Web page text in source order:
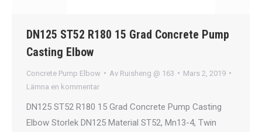
DN125 ST52 R180 15 Grad Concrete Pump
Casting Elbow
Concrete Pump Elbow Av Ruisheng @ 163
Mars 2, 2019
Lämna en kommentar
DN125 ST52 R180 15 Grad Concrete Pump Casting
Elbow Storlek DN125 Material ST52, Mn13-4, Twin